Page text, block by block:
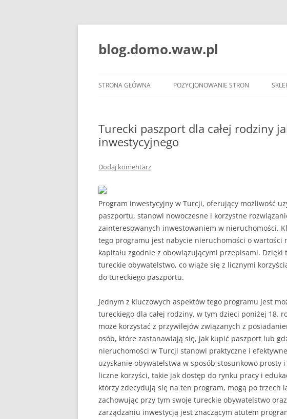
blog.domo.waw.pl
STRONA GŁÓWNA POZYCJONOWANIE STRON
Turecki paszport dla całej rodziny
inwestycyjnego
Dodaj komentarz
Program inwestycyjny w Turcji, oferujący możliwość
paszportu, stanowi nowoczesne i korzystne
zainteresowanych inwestowaniem w nieruchomości.
tego programu jest nabycie nieruchomości o wartości
kapitału zgodnie z obowiązującymi przepisami. Dzięki
tureckie obywatelstwo, co wiąże się z licznymi
do tureckiego paszportu.
Jednym z kluczowych aspektów tego programu jest
tureckiego dla całej rodziny, w tym dzieci poniżej 18.
może korzystać z przywilejów związanych z
osób, które zastanawiają się, jak kupić paszport lub
nieruchomości w Turcji stanowi praktyczne i
uzyskanie obywatelstwa w sposób stosunkowo
liczne korzyści, takie jak dostęp do rynku pracy i
którzy zdecydują się na ten program, mogą po trzech
zachowując przy tym swoje tureckie obywatelstwo
zarządzaniu inwestycją jest znaczącym atutem